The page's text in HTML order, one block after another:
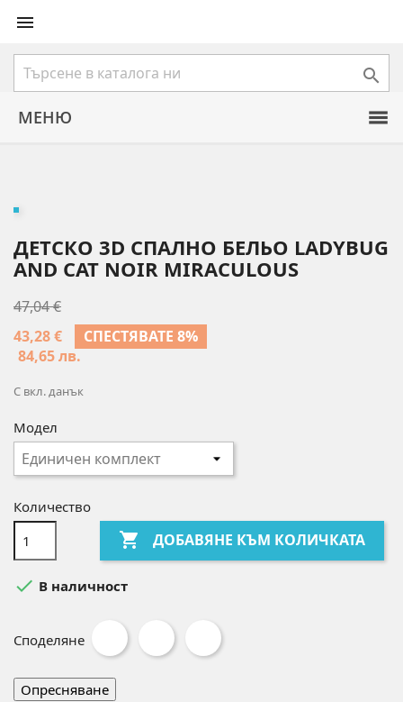


МЕНЮ
ДЕТСКО 3D СПАЛНО БЕЛЬО LADYBUG
AND CAT NOIR MIRACULOUS
47,04 €
43,28 €
СПЕСТЯВАТЕ 8%
84,65 лв.
С вкл. данък
Модел
Количество
 ДОБАВЯНЕ КЪМ КОЛИЧКАТА
 В наличност
Споделяне